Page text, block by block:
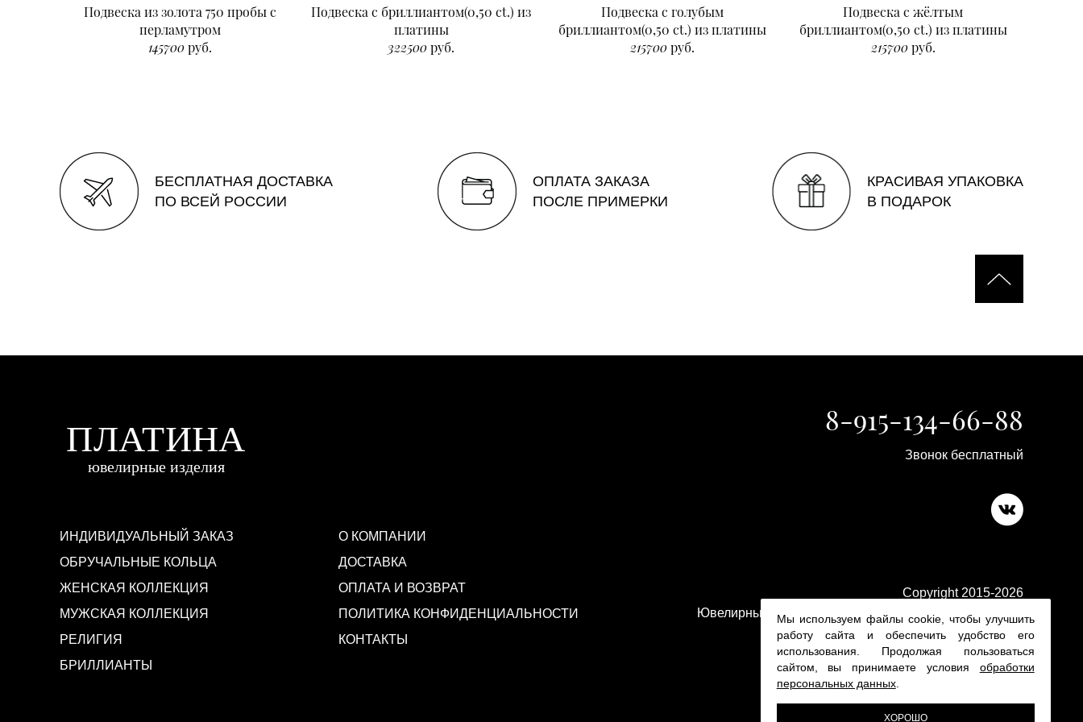
Подвеска из золота 750 пробы с
перламутром
145700руб.
Подвеска с бриллиантом(0,50 ct.) из
платины
322500руб.
Подвеска с голубым
бриллиантом(0,50 ct.) из платины
215700руб.
Подвеска с жёлтым
бриллиантом(0,50 ct.) из платины
215700руб.
БЕСПЛАТНАЯ ДОСТАВКА
ПО ВСЕЙ РОССИИ
ОПЛАТА ЗАКАЗА
ПОСЛЕ ПРИМЕРКИ
КРАСИВАЯ УПАКОВКА
В ПОДАРОК
ИНДИВИДУАЛЬНЫЙ ЗАКАЗ
ОБРУЧАЛЬНЫЕ КОЛЬЦА
ЖЕНСКАЯ КОЛЛЕКЦИЯ
МУЖСКАЯ КОЛЛЕКЦИЯ
РЕЛИГИЯ
БРИЛЛИАНТЫ
О КОМПАНИИ
ДОСТАВКА
ОПЛАТА И ВОЗВРАТ
ПОЛИТИКА КОНФИДЕНЦИАЛЬНОСТИ
КОНТАКТЫ
8-915-134-66-88
Звонок бесплатный
Copyright 2015-2026
Ювелирные изделия в ювелирном магазине Platina 24
Мы используем файлы cookie, чтобы улучшить
работу сайта и обеспечить удобство его
использования. Продолжая пользоваться
сайтом, вы принимаете условия обработки
персональных данных.
ХОРОШО